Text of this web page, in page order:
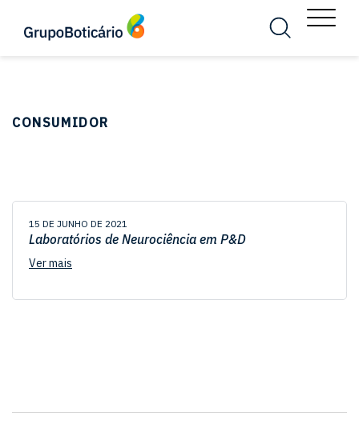
Busca Menu
CONSUMIDOR
15 DE JUNHO DE 2021
Laboratórios de Neurociência em P&D
Ver mais